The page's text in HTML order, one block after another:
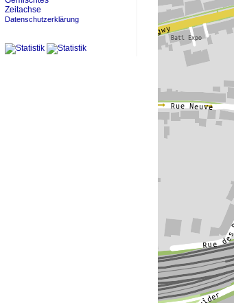
Zeitachse
Datenschutzerklärung